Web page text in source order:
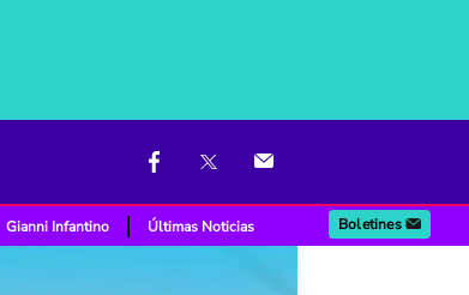
Gianni Infantino Últimas Noticias Boletines